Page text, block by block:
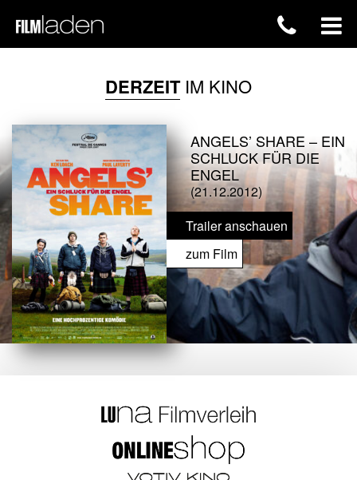
DERZEITIM KINO
ANGELS’ SHARE – EIN
SCHLUCK FÜR DIE
ENGEL
(21.12.2012)
Trailer anschauen
zum Film